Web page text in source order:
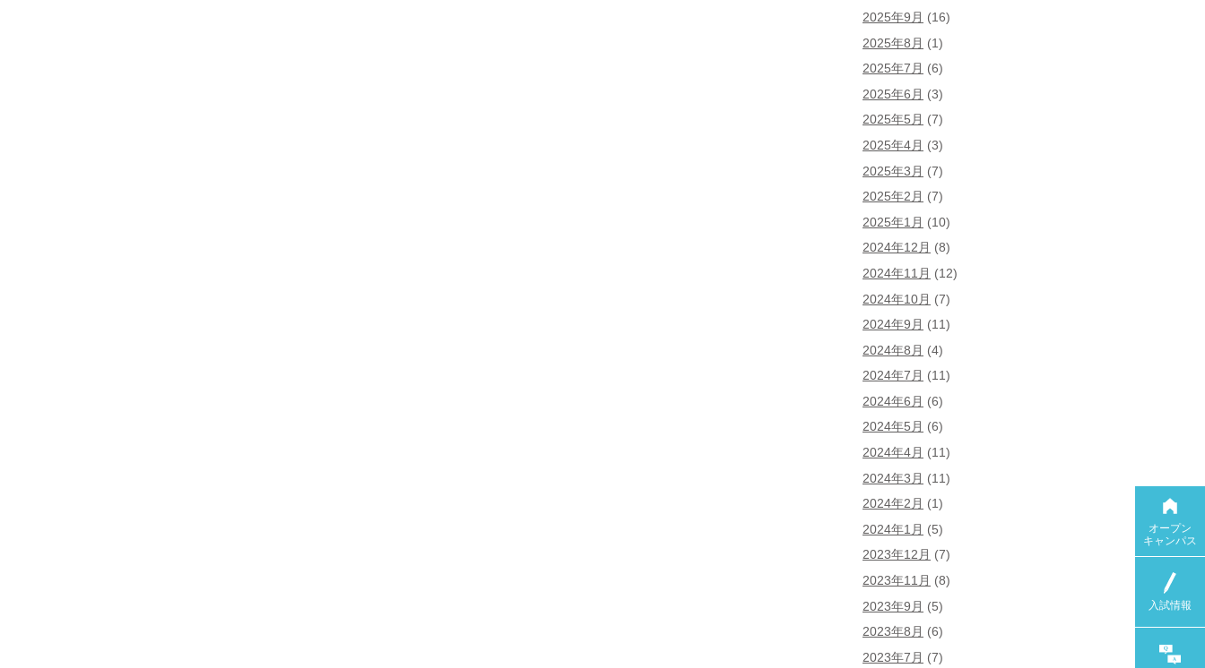
2025年9月 (16)
2025年8月 (1)
2025年7月 (6)
2025年6月 (3)
2025年5月 (7)
2025年4月 (3)
2025年3月 (7)
2025年2月 (7)
2025年1月 (10)
2024年12月 (8)
2024年11月 (12)
2024年10月 (7)
2024年9月 (11)
2024年8月 (4)
2024年7月 (11)
2024年6月 (6)
2024年5月 (6)
2024年4月 (11)
2024年3月 (11)
2024年2月 (1)
2024年1月 (5)
2023年12月 (7)
2023年11月 (8)
2023年9月 (5)
2023年8月 (6)
2023年7月 (7)
オープン
キャンパス
入試情報